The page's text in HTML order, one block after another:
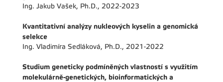
Ing. Jakub Vašek, Ph.D., 2022-2023
Kvantitativní analýzy nukleových kyselin a genomická
selekce
Ing. Vladimíra Sedláková, Ph.D., 2021-2022
Studium geneticky podmíněných vlastností s využitím
molekulárně-genetických, bioinformatických a